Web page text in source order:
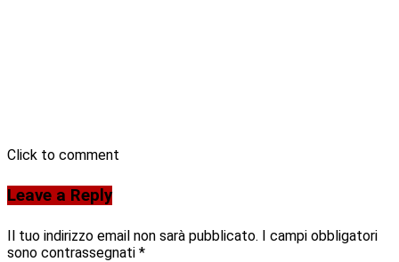
Click to comment
Leave a Reply
Il tuo indirizzo email non sarà pubblicato. I campi obbligatori
sono contrassegnati *